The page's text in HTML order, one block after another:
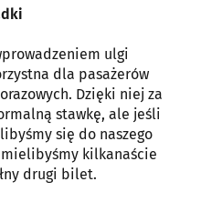
ulgi
dla pasażerów
Dzięki niej za
stawkę, ale jeśli
się do naszego
kilkanaście
drugi bilet.